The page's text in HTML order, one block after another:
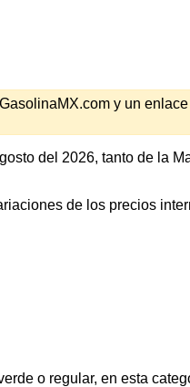
y un enlace
del 2026, tanto de la
de los precios
o regular, en esta